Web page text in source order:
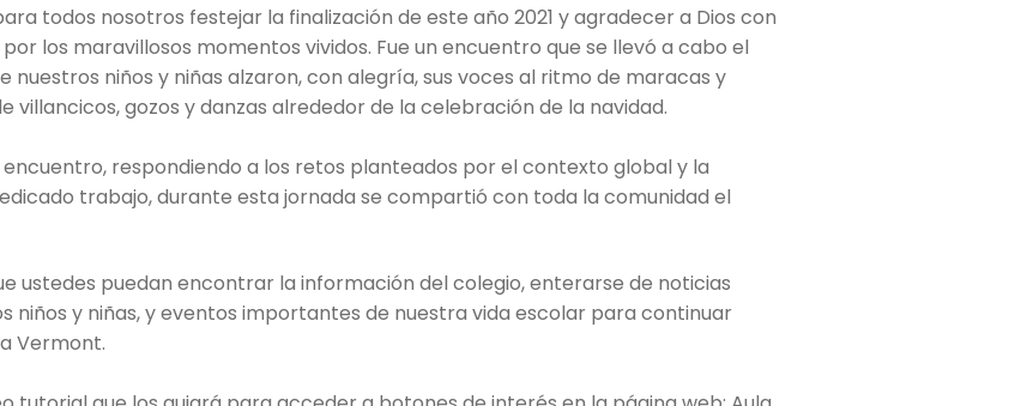
todos nosotros festejar la finalización de este año 2021 y agradecer a Dios con
por los maravillosos momentos vividos. Fue un encuentro que se llevó a cabo el
nuestros niños y niñas alzaron, con alegría, sus voces al ritmo de maracas y
villancicos, gozos y danzas alrededor de la celebración de la navidad.
respondiendo a los retos planteados por el contexto global y la
trabajo, durante esta jornada se compartió con toda la comunidad el
ustedes puedan encontrar la información del colegio, enterarse de noticias
niños y niñas, y eventos importantes de nuestra vida escolar para continuar
Vermont.